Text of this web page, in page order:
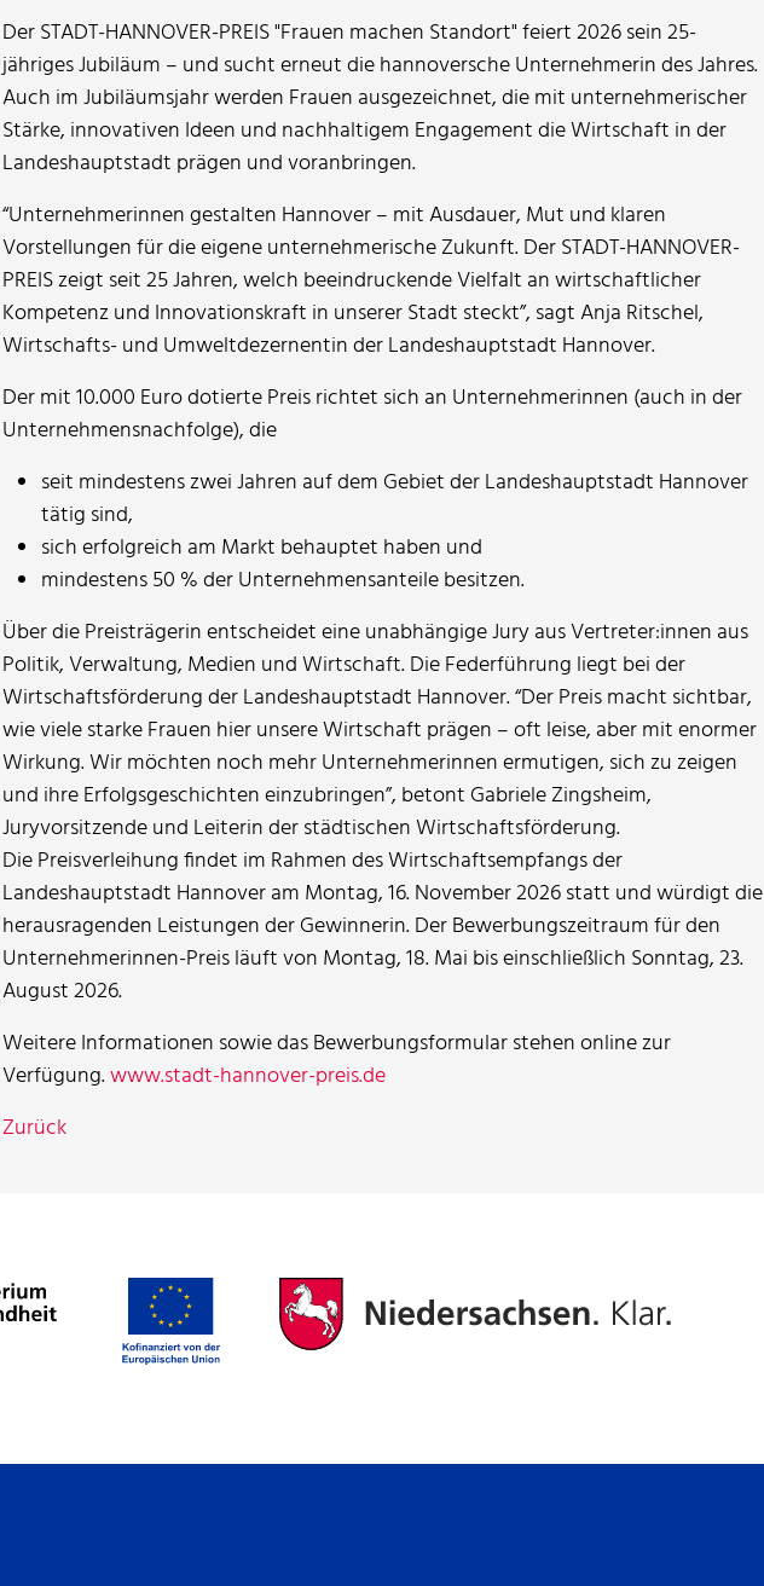
Der STADT-HANNOVER-PREIS "Frauen machen Standort" feiert 2026 sein 25-
jähriges Jubiläum – und sucht erneut die hannoversche Unternehmerin des Jahres.
Auch im Jubiläumsjahr werden Frauen ausgezeichnet, die mit unternehmerischer
Stärke, innovativen Ideen und nachhaltigem Engagement die Wirtschaft in der
Landeshauptstadt prägen und voranbringen.
“Unternehmerinnen gestalten Hannover – mit Ausdauer, Mut und klaren
Vorstellungen für die eigene unternehmerische Zukunft. Der STADT-HANNOVER-
PREIS zeigt seit 25 Jahren, welch beeindruckende Vielfalt an wirtschaftlicher
Kompetenz und Innovationskraft in unserer Stadt steckt”, sagt Anja Ritschel,
Wirtschafts- und Umweltdezernentin der Landeshauptstadt Hannover.
Der mit 10.000 Euro dotierte Preis richtet sich an Unternehmerinnen (auch in der
Unternehmensnachfolge), die
seit mindestens zwei Jahren auf dem Gebiet der Landeshauptstadt Hannover
tätig sind,
sich erfolgreich am Markt behauptet haben und
mindestens 50 % der Unternehmensanteile besitzen.
Über die Preisträgerin entscheidet eine unabhängige Jury aus Vertreter:innen aus
Politik, Verwaltung, Medien und Wirtschaft. Die Federführung liegt bei der
Wirtschaftsförderung der Landeshauptstadt Hannover. “Der Preis macht sichtbar,
wie viele starke Frauen hier unsere Wirtschaft prägen – oft leise, aber mit enormer
Wirkung. Wir möchten noch mehr Unternehmerinnen ermutigen, sich zu zeigen
und ihre Erfolgsgeschichten einzubringen”, betont Gabriele Zingsheim,
Juryvorsitzende und Leiterin der städtischen Wirtschaftsförderung.
Die Preisverleihung findet im Rahmen des Wirtschaftsempfangs der
Landeshauptstadt Hannover am Montag, 16. November 2026 statt und würdigt die
herausragenden Leistungen der Gewinnerin. Der Bewerbungszeitraum für den
Unternehmerinnen-Preis läuft von Montag, 18. Mai bis einschließlich Sonntag, 23.
August 2026.
Weitere Informationen sowie das Bewerbungsformular stehen online zur
Verfügung.www.stadt-hannover-preis.de
Zurück